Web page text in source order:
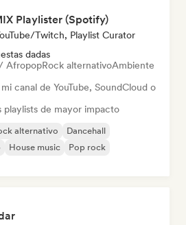
Playlister (Spotify)
Twitch, Playlist Curator
dadas
AfropopRock alternativoAmbiente
canal de YouTube, SoundCloud o
playlists de mayor impacto
alternativo
Dancehall
House music
Pop rock